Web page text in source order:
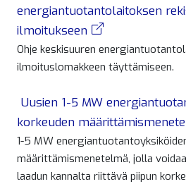
energiantuotantolaitoksen
ilmoitukseen
Ohje keskisuuren
ilmoituslomakkeen täyttämiseen.
Uusien 1-5 MW
korkeuden
1-5 MW
määrittämismenetelmä, jolla
laadun kannalta riittävä piipun